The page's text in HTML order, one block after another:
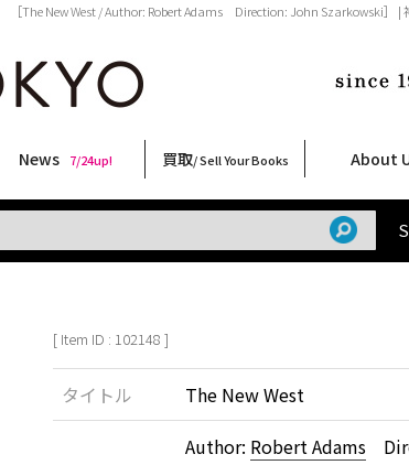
［The New West / Author: Robert Adams Direction: John Szarkowski］ |
News 7/24up!
新着・おすすめ商品 9/7up!
フェア・イベント情報 7/24up!
お店からのお知らせ 6/1up!
買取/ Sell Your Books
買取ブログ
買取専用フォーム
古書 / 古本の買取
美術品の買取
出張買取について
宅配買取について
店頭買取について
よくある質問
About
店舗案内
Shop Infomation
ご注文につ
How to Order
特定商取引
プライバシ
[ Item ID : 102148 ]
タイトル The New West
Author: Robert Adams